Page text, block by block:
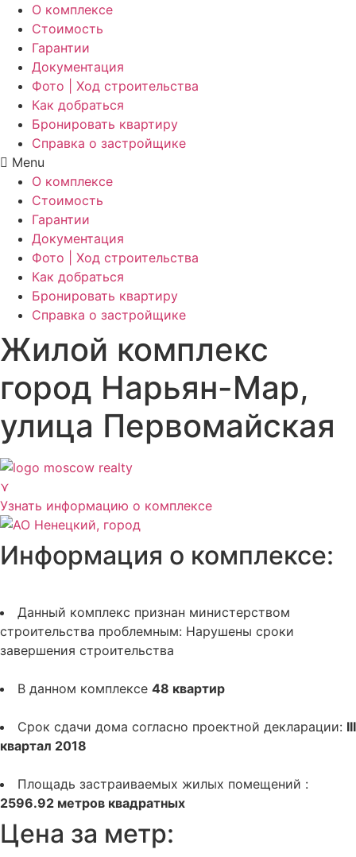
О комплексе
Стоимость
Гарантии
Документация
Фото | Ход строительства
Как добраться
Бронировать квартиру
Справка о застройщике
Menu
О комплексе
Стоимость
Гарантии
Документация
Фото | Ход строительства
Как добраться
Бронировать квартиру
Справка о застройщике
Жилой комплекс
город Нарьян-Мар,
улица Первомайская
⋎
Узнать информацию о комплексе
Информация о комплексе:
Данный комплекс признан министерством
строительства проблемным: Нарушены сроки
завершения строительства
В данном комплексе 48 квартир
Срок сдачи дома согласно проектной декларации: III
квартал 2018
Площадь застраиваемых жилых помещений :
2596.92 метров квадратных
Цена за метр: